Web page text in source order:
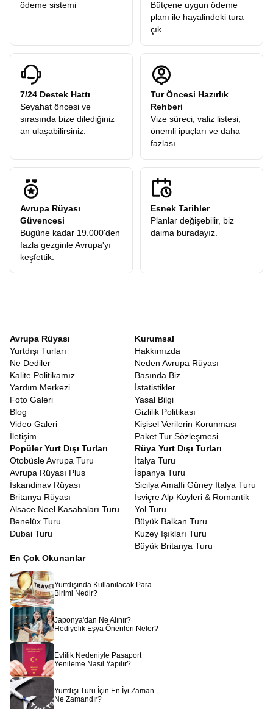
ödeme sistemi
Bütçene uygun ödeme
planı ile hayalindeki tura
çık.
7/24 Destek Hattı
Seyahat öncesi ve
sırasında bize dilediğiniz
an ulaşabilirsiniz.
Tur Öncesi Hazırlık
Rehberi
Vize süreci, valiz listesi,
önemli ipuçları ve daha
fazlası.
Avrupa Rüyası
Güvencesi
Bugüne kadar 19.000'den
fazla gezginle Avrupa'yı
keşfettik.
Esnek Tarihler
Planlar değişebilir, biz
daima buradayız.
Avrupa Rüyası
Yurtdışı Turları
Ne Dediler
Kalite Politikamız
Yardım Merkezi
Foto Galeri
Blog
Video Galeri
İletişim
Kurumsal
Hakkımızda
Neden Avrupa Rüyası
Basında Biz
İstatistikler
Yasal Bilgi
Gizlilik Politikası
Kişisel Verilerin Korunması
Paket Tur Sözleşmesi
Popüler Yurt Dışı Turları
Otobüsle Avrupa Turu
Avrupa Rüyası Plus
İskandinav Rüyası
Britanya Rüyası
Alsace Noel Kasabaları Turu
Benelüx Turu
Dubai Turu
Rüya Yurt Dışı Turları
İtalya Turu
İspanya Turu
Sicilya Amalfi Güney İtalya Turu
İsviçre Alp Köyleri & Romantik
Yol Turu
Büyük Balkan Turu
Kuzey Işıkları Turu
Büyük Britanya Turu
En Çok Okunanlar
Yurtdışında Kullanılacak Para
Birimi Nedir?
Japonya'dan Ne Alınır?
Hediyelik Eşya Önerileri Neler?
Evlilik Nedeniyle Pasaport
Yenileme Nasıl Yapılır?
Yurtdışı Turu İçin En İyi Zaman
Ne Zamandır?